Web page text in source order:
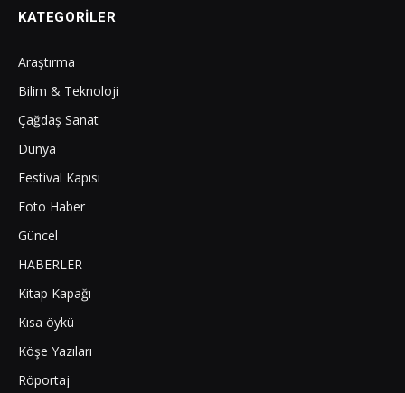
KATEGORILER
Araştırma
Bilim & Teknoloji
Çağdaş Sanat
Dünya
Festival Kapısı
Foto Haber
Güncel
HABERLER
Kitap Kapağı
Kısa öykü
Köşe Yazıları
Röportaj